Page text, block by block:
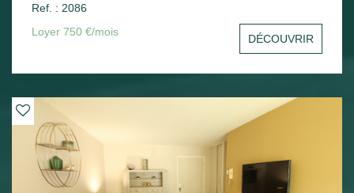
Une place de parking en sous-sol - Chauffage électrique.
Ref. : 2086
Loyer 750 €/mois
DÉCOUVRIR